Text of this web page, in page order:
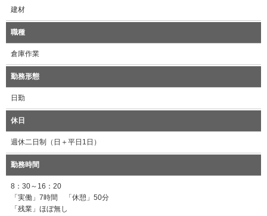
建材
職種
倉庫作業
勤務形態
日勤
休日
週休二日制（日＋平日1日）
勤務時間
8：30～16：20
「実働」7時間 「休憩」50分
「残業」ほぼ無し